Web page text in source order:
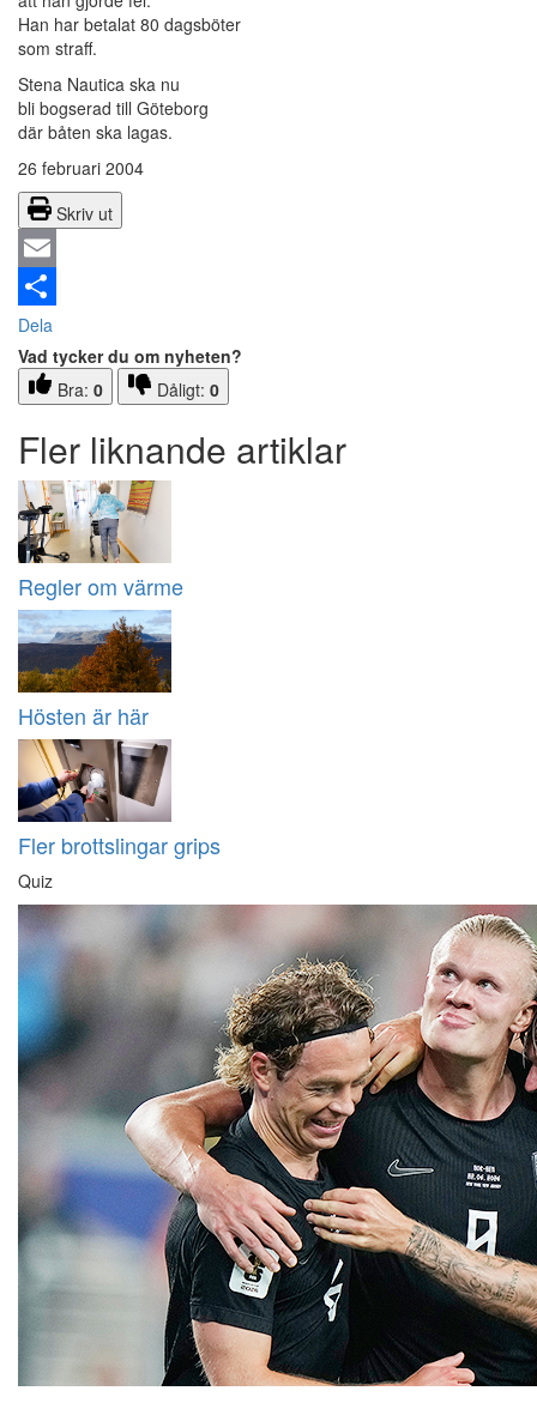
Han har betalat 80 dagsböter
som straff.
Stena Nautica ska nu
bli bogserad till Göteborg
där båten ska lagas.
26 februari 2004
Skriv ut
Email
Dela
Vad tycker du om nyheten?
Bra: 0 Dåligt: 0
Fler liknande artiklar
Regler om värme
Hösten är här
Fler brottslingar grips
Quiz